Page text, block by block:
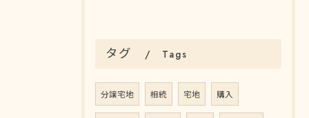
タグ Tags
分譲宅地 相続 宅地 購入